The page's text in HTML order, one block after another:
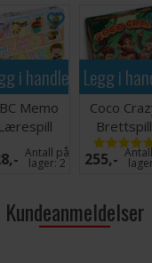
i handlekurven
Memo
Lærespill
Antall på
lager:2
Legg i
Coco
Brettspill
255,-
Kundeanmeldelser